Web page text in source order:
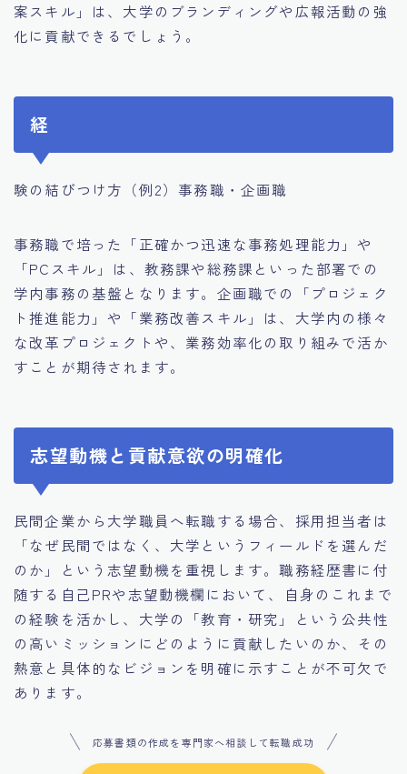
案スキル」は、大学のブランディングや広報活動の強
化に貢献できるでしょう。
経
験の結びつけ方（例2）事務職・企画職
事務職で培った「正確かつ迅速な事務処理能力」や
「PCスキル」は、教務課や総務課といった部署での
学内事務の基盤となります。企画職での「プロジェク
ト推進能力」や「業務改善スキル」は、大学内の様々
な改革プロジェクトや、業務効率化の取り組みで活か
すことが期待されます。
志望動機と貢献意欲の明確化
民間企業から大学職員へ転職する場合、採用担当者は
「なぜ民間ではなく、大学というフィールドを選んだ
のか」という志望動機を重視します。職務経歴書に付
随する自己PRや志望動機欄において、自身のこれまで
の経験を活かし、大学の「教育・研究」という公共性
の高いミッションにどのように貢献したいのか、その
熱意と具体的なビジョンを明確に示すことが不可欠で
あります。
応募書類の作成を専門家へ相談して転職成功